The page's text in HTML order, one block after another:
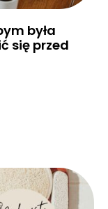
była
się przed